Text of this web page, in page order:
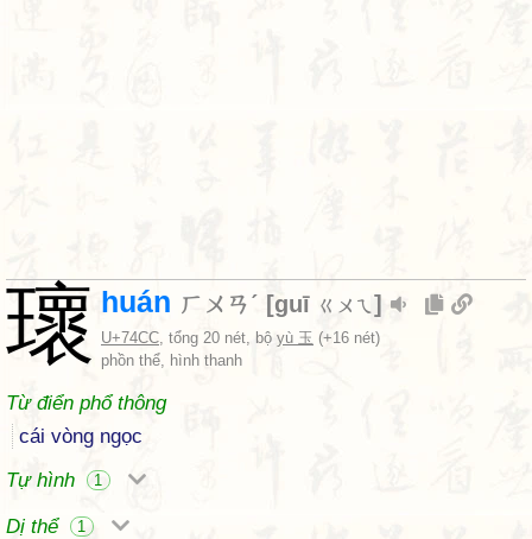
瓌 huán ㄏㄨㄢˊ [guī ㄍㄨㄟ ]
U+74CC, tổng 20 nét, bộ yù 玉 (+16 nét)
phồn thể, hình thanh
Từ điển phổ thông
cái vòng ngọc
Tự hình
1
Dị thể 1